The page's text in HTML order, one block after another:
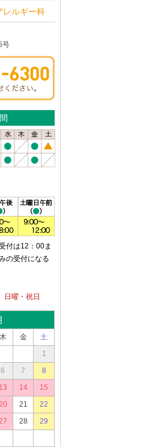
レルギー科
号
付は12：00ま
の受付になる
日曜・祝日
木 金
土
1
6 7
8
13 14
15
21
22
28
29